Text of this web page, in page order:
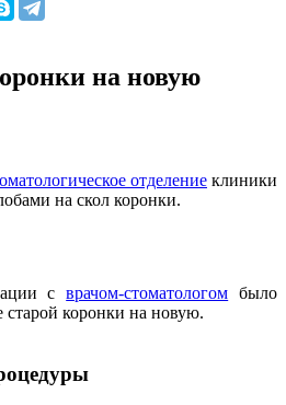
на новую
отделение клиники
на скол коронки.
сврачом-стоматологом было
старой коронки на новую.